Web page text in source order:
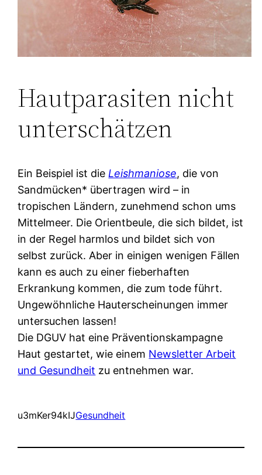
Hautparasiten nicht
unterschätzen
Ein Beispiel ist die Leishmaniose, die von
Sandmücken* übertragen wird – in
tropischen Ländern, zunehmend schon ums
Mittelmeer. Die Orientbeule, die sich bildet, ist
in der Regel harmlos und bildet sich von
selbst zurück. Aber in einigen wenigen Fällen
kann es auch zu einer fieberhaften
Erkrankung kommen, die zum tode führt.
Ungewöhnliche Hauterscheinungen immer
untersuchen lassen!
Die DGUV hat eine Präventionskampagne
Haut gestartet, wie einem Newsletter Arbeit
und Gesundheit zu entnehmen war.
u3mKer94kIJGesundheit